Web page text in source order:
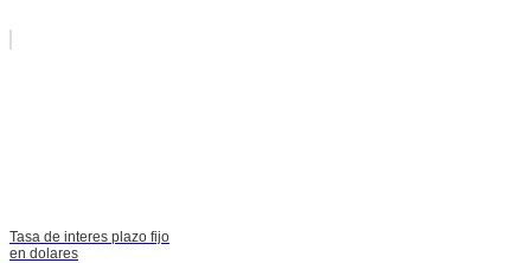
Tasa de interes plazo fijo
en dolares